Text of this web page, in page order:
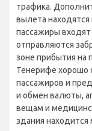
трафика.
вылета
пассажиры
отправляются
зоне прибытия на
Тенерифе хорошо
пассажиров и
и обмен валюты,
вещам и
здания находится